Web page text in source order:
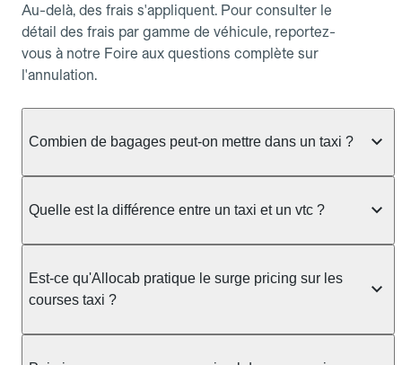
Au-delà, des frais s'appliquent. Pour consulter le
détail des frais par gamme de véhicule, reportez-
vous à notre Foire aux questions complète sur
l'annulation.
Combien de bagages peut-on mettre dans un taxi ?
taxi berline accueille en général jusqu'à 3 bagages
ou nombreux, précisez-le dans le champ "Message
au chauffeur" lors de la réservation. Le prix n'est
pas impacté par le nombre de bagages.
Quelle est la différence entre un taxi et un vtc ?
prendre en charge directement dans la rue, à une
station ou sur réservation, avec un tarif au
réservation et propose un prix fixe annoncé à
Est-ce qu'Allocab pratique le surge pricing sur les
courses taxi ?